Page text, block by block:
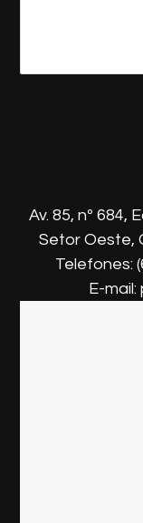
Av. 85, nº 684,
Setor Oeste,
Telefones:
E-